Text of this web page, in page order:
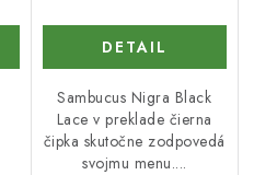
DETAIL
Sambucus Nigra Black
Lace v preklade čierna
čipka skutočne zodpovedá
svojmu menu....